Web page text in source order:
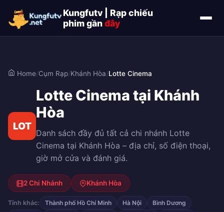
Kungfutv | Rạp chiếu
phim gầnđây
Home/Cụm Rạp/Khánh Hòa/Lotte Cinema
LOT
Lotte Cinema tại Khánh
Hòa
Danh sách đầy đủ tất cả chi nhánh Lotte
Cinema tại Khánh Hòa – địa chỉ, số điện thoại,
giờ mở cửa và đánh giá.
2 Chi Nhánh Khánh Hòa
Tỉnh khác: Thành phố Hồ Chí Minh Hà Nội
Bình Dương